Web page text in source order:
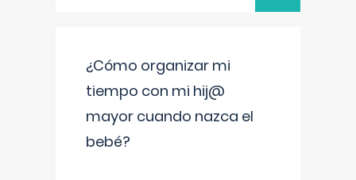
¿Cómo organizar mi
tiempo con mi hij@
mayor cuando nazca el
bebé?